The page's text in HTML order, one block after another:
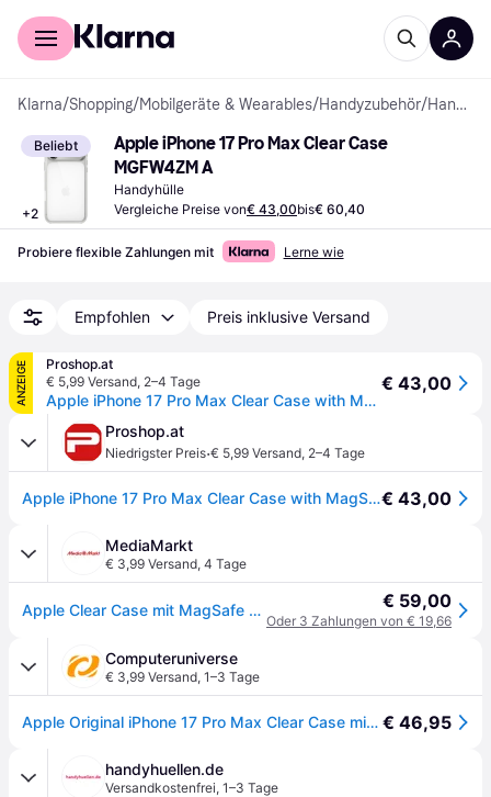
Für Shopper
Klarna/Shopping/Mobilgeräte & Wearables/Handyzubehör/ Handyhüllen
Beliebt
+2
Apple iPhone 17 Pro Max Clear Case
MGFW4ZM A
Handyhülle
Vergleiche Preise von€ 43,00bis€ 60,40
Probiere flexible Zahlungen mit Lerne wie
Empfohlen Preis inklusive Versand
ANZEIGE
Proshop.at
€ 5,99 Versand, 2–4 Tage
Apple iPhone 17 Pro Max Clear Case with MagSafe
€ 43,00
Proshop.at
Niedrigster Preis·€ 5,99 Versand, 2–4 Tage
Apple iPhone 17 Pro Max Clear Case with MagSafe€ 43,00
MediaMarkt
€ 3,99 Versand, 4 Tage
Apple Clear Case mit MagSafe Backcover, für Apple iPhone 17 Pro Max, Transparent; Schutzhülle € 59,00
Oder 3 Zahlungen von € 19,66
Computeruniverse
€ 3,99 Versand, 1–3 Tage
Apple Original iPhone 17 Pro Max Clear Case mit MagSafe - Transparent € 46,95
handyhuellen.de
Versandkostenfrei, 1–3 Tage